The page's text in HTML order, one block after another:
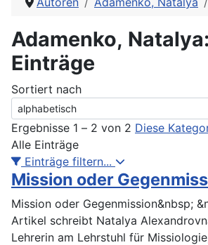
Adamenko,
Einträge
Sortiert nach
Ergebnisse 1 – 2 von 2 Diese
Alle Einträge
Einträge filtern...
Mission oder
Mission oder Gegenmission&nbsp;
Artikel schreibt Natalya
Lehrerin am Lehrstuhl für